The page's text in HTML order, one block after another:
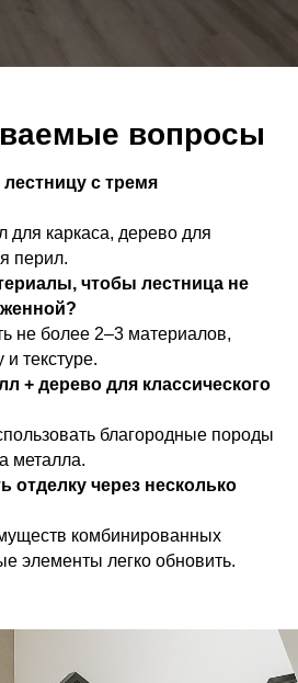
вопросы
с тремя
для каркаса, дерево для
перил.
чтобы лестница не
не более 2–3 материалов,
текстуре.
+ дерево для классического
благородные породы
металла.
отделку через несколько
комбинированных
элементы легко обновить.